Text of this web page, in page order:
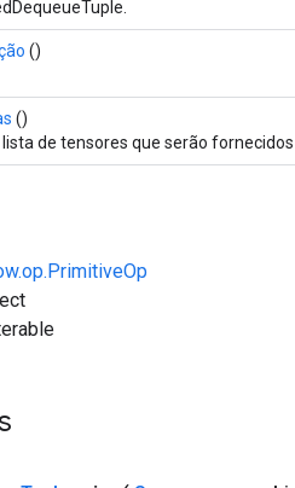
()
()
de tensores que serão